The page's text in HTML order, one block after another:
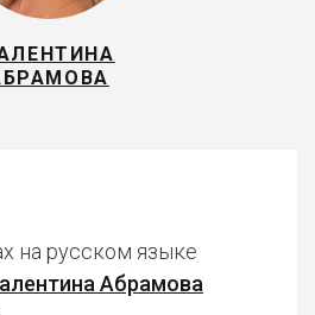
на русском языке
Абрамова